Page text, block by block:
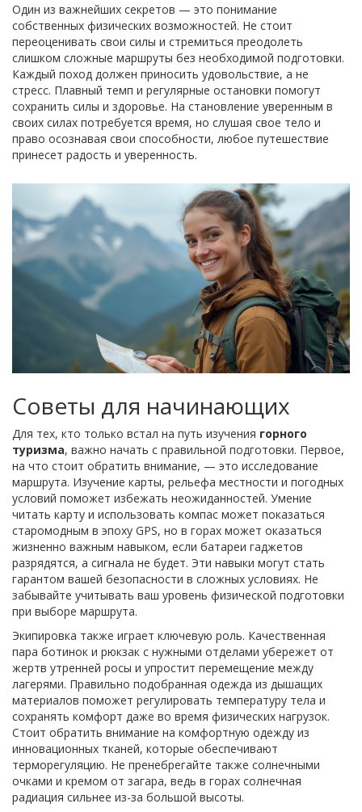
Один из важнейших секретов — это понимание
собственных физических возможностей. Не стоит
переоценивать свои силы и стремиться преодолеть
слишком сложные маршруты без необходимой подготовки.
Каждый поход должен приносить удовольствие, а не
стресс. Плавный темп и регулярные остановки помогут
сохранить силы и здоровье. На становление уверенным в
своих силах потребуется время, но слушая свое тело и
право осознавая свои способности, любое путешествие
принесет радость и уверенность.
Советы для начинающих
Для тех, кто только встал на путь изучения горного
туризма, важно начать с правильной подготовки. Первое,
на что стоит обратить внимание, — это исследование
маршрута. Изучение карты, рельефа местности и погодных
условий поможет избежать неожиданностей. Умение
читать карту и использовать компас может показаться
старомодным в эпоху GPS, но в горах может оказаться
жизненно важным навыком, если батареи гаджетов
разрядятся, а сигнала не будет. Эти навыки могут стать
гарантом вашей безопасности в сложных условиях. Не
забывайте учитывать ваш уровень физической подготовки
при выборе маршрута.
Экипировка также играет ключевую роль. Качественная
пара ботинок и рюкзак с нужными отделами убережет от
жертв утренней росы и упростит перемещение между
лагерями. Правильно подобранная одежда из дышащих
материалов поможет регулировать температуру тела и
сохранять комфорт даже во время физических нагрузок.
Стоит обратить внимание на комфортную одежду из
инновационных тканей, которые обеспечивают
терморегуляцию. Не пренебрегайте также солнечными
очками и кремом от загара, ведь в горах солнечная
радиация сильнее из-за большой высоты.